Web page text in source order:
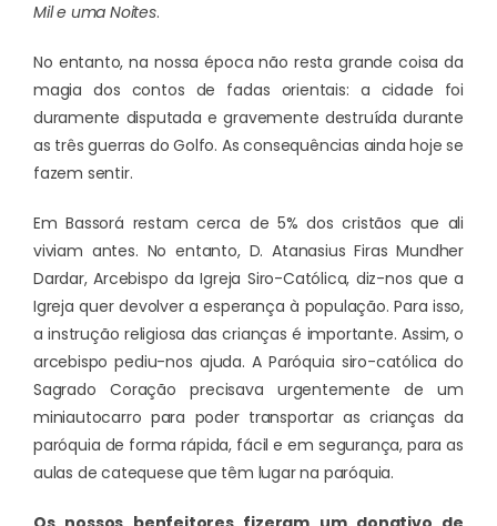
Mil e uma Noites.
No entanto, na nossa época não resta grande coisa da
magia dos contos de fadas orientais: a cidade foi
duramente disputada e gravemente destruída durante
as três guerras do Golfo. As consequências ainda hoje se
fazem sentir.
Em Bassorá restam cerca de 5% dos cristãos que ali
viviam antes. No entanto, D. Atanasius Firas Mundher
Dardar, Arcebispo da Igreja Siro-Católica, diz-nos que a
Igreja quer devolver a esperança à população. Para isso,
a instrução religiosa das crianças é importante. Assim, o
arcebispo pediu-nos ajuda. A Paróquia siro-católica do
Sagrado Coração precisava urgentemente de um
miniautocarro para poder transportar as crianças da
paróquia de forma rápida, fácil e em segurança, para as
aulas de catequese que têm lugar na paróquia.